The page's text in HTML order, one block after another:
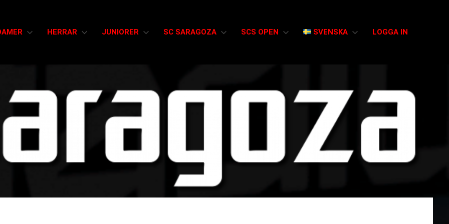
HERRAR JUNIORER SC SARAGOZA SCS OPEN SVENSKA LOGGA IN